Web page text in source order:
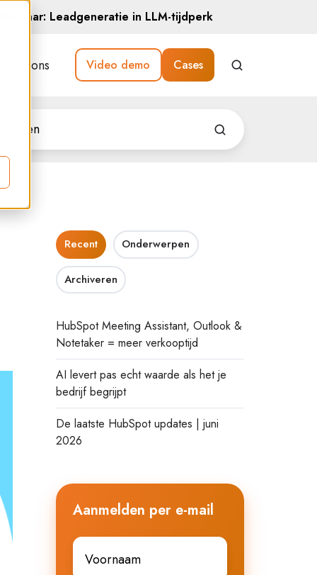
Leadgeneratie in LLM-tijdperk
Over ons Video demo Cases
Recent Onderwerpen
Archiveren
HubSpot Meeting Assistant, Outlook &
Notetaker = meer verkooptijd
AI levert pas echt waarde als het je
bedrijf begrijpt
De laatste HubSpot updates | juni
2026
Aanmelden per e-mail
Voornaam